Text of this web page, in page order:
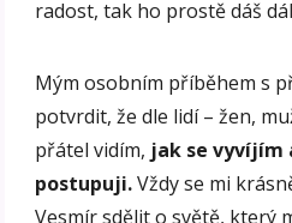
radost, tak ho prostě dáš
Mým osobním příběhem s
potvrdit, že dle lidí – žen,
přátel vidím, jak se vyvíjím
postupuji.Vždy se mi
Vesmír sdělit o světě, který